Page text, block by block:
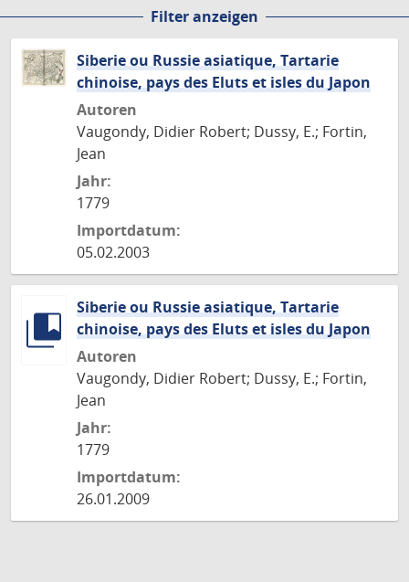
Filter anzeigen
Siberie ou Russie asiatique, Tartarie
chinoise, pays des Eluts et isles du Japon
Autoren
Vaugondy, Didier Robert; Dussy, E.; Fortin,
Jean
Jahr:
1779
Importdatum:
05.02.2003
Siberie ou Russie asiatique, Tartarie
chinoise, pays des Eluts et isles du Japon
Autoren
Vaugondy, Didier Robert; Dussy, E.; Fortin,
Jean
Jahr:
1779
Importdatum:
26.01.2009